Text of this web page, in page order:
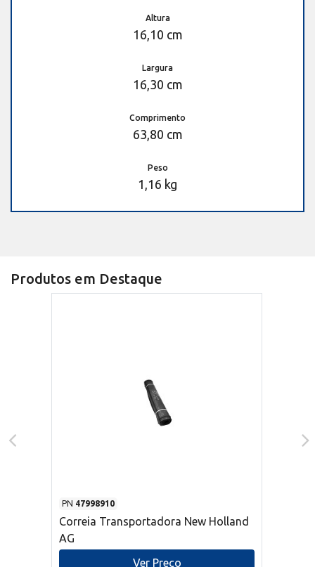
Altura
16,10 cm
Largura
16,30 cm
Comprimento
63,80 cm
Peso
1,16 kg
Produtos em Destaque
PN 47998910
Correia Transportadora New Holland
AG
Ver Preço